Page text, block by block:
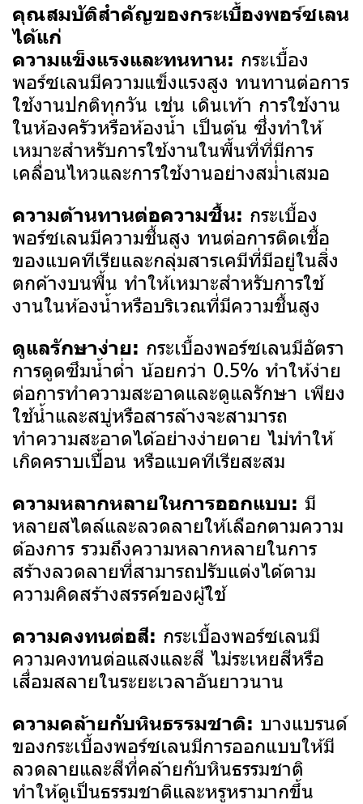
คุณสมบัติสำคัญของกระเบื้องพอร์ซเลน
ได้แก่
ความแข็งแรงและทนทาน: กระเบื้อง
พอร์ซเลนมีความแข็งแรงสูง ทนทานต่อการ
ใช้งานปกติทุกวัน เช่น เดินเท้า การใช้งาน
ในห้องครัวหรือห้องน้ำ เป็นต้น ซึ่งทำให้
เหมาะสำหรับการใช้งานในพื้นที่ที่มีการ
เคลื่อนไหวและการใช้งานอย่างสม่ำเสมอ
ความต้านทานต่อความชื้น: กระเบื้อง
พอร์ซเลนมีความชื้นสูง ทนต่อการติดเชื้อ
ของแบคทีเรียและกลุ่มสารเคมีที่มีอยู่ในสิ่ง
ตกค้างบนพื้น ทำให้เหมาะสำหรับการใช้
งานในห้องน้ำหรือบริเวณที่มีความชื้นสูง
ดูแลรักษาง่าย: กระเบื้องพอร์ซเลนมีอัตรา
การดูดซึมน้ำต่ำ น้อยกว่า 0.5% ทำให้ง่าย
ต่อการทำความสะอาดและดูแลรักษา เพียง
ใช้น้ำและสบู่หรือสารล้างจะสามารถ
ทำความสะอาดได้อย่างง่ายดาย ไม่ทำให้
เกิดคราบเปื้อน หรือแบคทีเรียสะสม
ความหลากหลายในการออกแบบ: มี
หลายสไตล์และลวดลายให้เลือกตามความ
ต้องการ รวมถึงความหลากหลายในการ
สร้างลวดลายที่สามารถปรับแต่งได้ตาม
ความคิดสร้างสรรค์ของผู้ใช้
ความคงทนต่อสี: กระเบื้องพอร์ซเลนมี
ความคงทนต่อแสงและสี ไม่ระเหยสีหรือ
เสื่อมสลายในระยะเวลาอันยาวนาน
ความคล้ายกับหินธรรมชาติ: บางแบรนด์
ของกระเบื้องพอร์ซเลนมีการออกแบบให้มี
ลวดลายและสีที่คล้ายกับหินธรรมชาติ
ทำให้ดูเป็นธรรมชาติและหรูหรามากขึ้น